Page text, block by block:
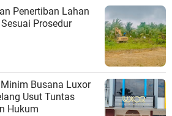
Penertiban Lahan
Prosedur
Busana Luxor
Usut Tuntas
Hukum